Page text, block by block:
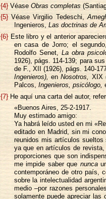
{4}Véase Obras completas
{5}Véase Virgilio Tedeschi,
Ingenieros, Las doctrinas de
{6}Este libro y el anterior
en casa de Jorro; el
Rodolfo Senet, La obra
1926), págs. 114-139; para
de F., XII (1926), págs. 140-
Ingenieros), enNosotros,
XIX
Palcos, Ingenieros, psicólogo,
{7}He aquí una carta del autor,
«Buenos Aires, 25-2-1917.
Muy estimado amigo:
Ya habrá leído usted en mi
editado en Madrid, sin mi
reunidos mis artículos
ya que en artículos de
proporciones que son
me impide saber que nunca
contemporáneo de otro país,
sobre la intelectualidad
medio –por razones
solamente puede apreciar